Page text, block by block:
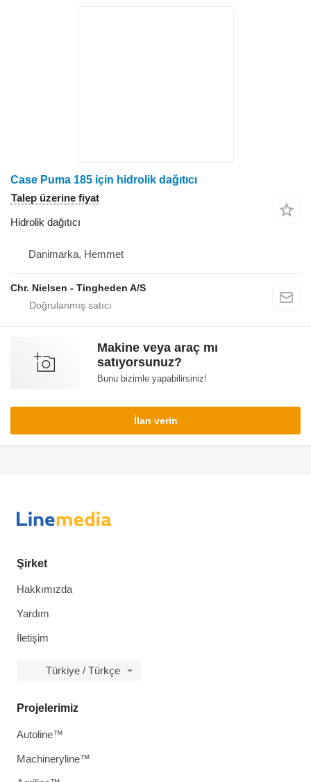
Case Puma 185 için hidrolik dağıtıcı
Talep üzerine fiyat
Hidrolik dağıtıcı
Danimarka, Hemmet
Chr. Nielsen - Tingheden A/S
Makine veya araç mı
satıyorsunuz?
Bunu bizimle yapabilirsiniz!
İlan verin
Şirket
Hakkımızda
Yardım
İletişim
Türkiye / Türkçe
Projelerimiz
Autoline™
Machineryline™